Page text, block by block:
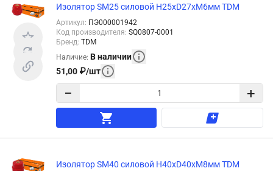
Изолятор SM25 силовой Н25хD27хМ6мм TDM
Артикул: ПЭ000001942
Код производителя: SQ0807-0001
Бренд: TDM
Наличие: В наличии
51,00 ₽/шт
− +
Изолятор SM40 силовой Н40хD40хМ8мм TDM